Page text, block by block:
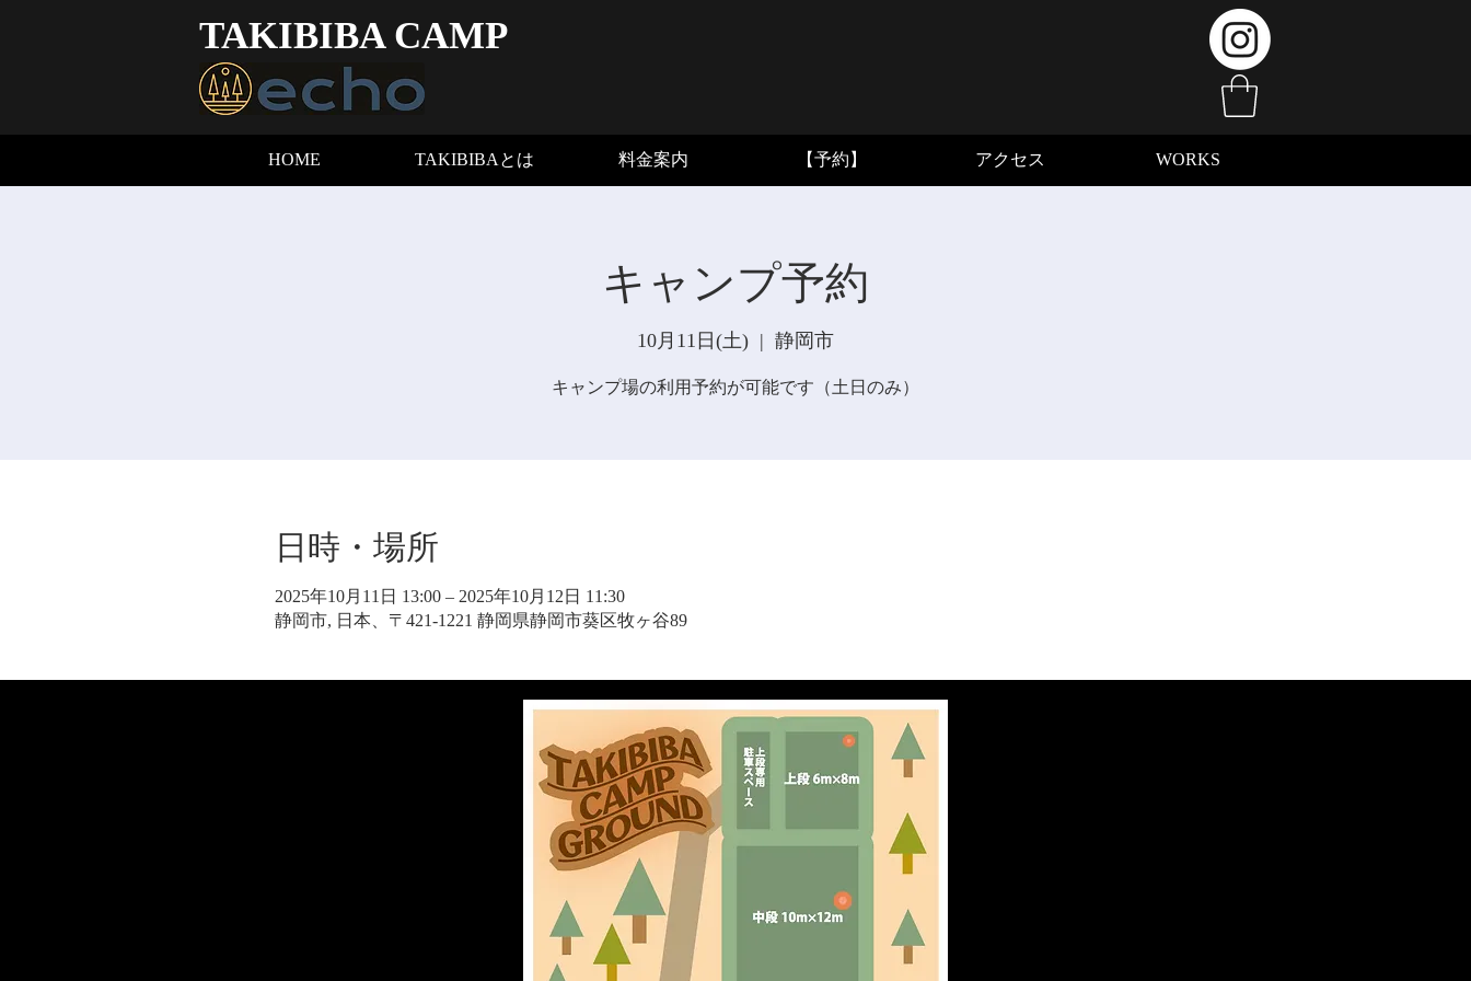
TAKIBIBA CAMP
HOME TAKIBIBAとは 料金案内 【予約】 アクセス WORKS
キャンプ予約
10月11日(土)
  |
静岡市
キャンプ場の利用予約が可能です（土日のみ）
日時・場所
2025年10月11日 13:00 – 2025年10月12日 11:30
静岡市, 日本、〒421-1221 静岡県静岡市葵区牧ヶ谷89